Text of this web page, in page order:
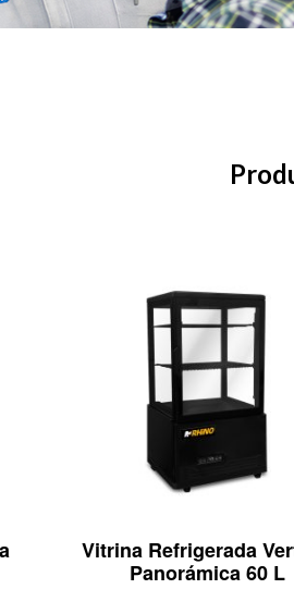
Vitrina Refrigerada
Panorámica 60 L